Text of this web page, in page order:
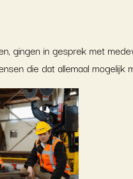
gingen in gesprek met
die dat allemaal mogelijk